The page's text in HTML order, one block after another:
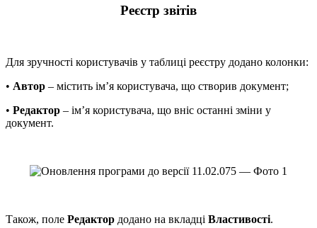
Реєстр звітів
Для зручності користувачів у таблиці реєстру додано колонки:
• Автор – містить ім’я користувача, що створив документ;
• Редактор – ім’я користувача, що вніс останні зміни у
документ.
Також, поле Редактор додано на вкладці Властивості.